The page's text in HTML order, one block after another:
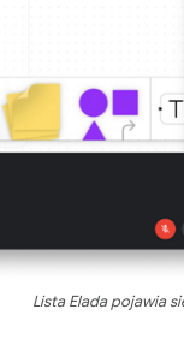
Lista Elada pojawia